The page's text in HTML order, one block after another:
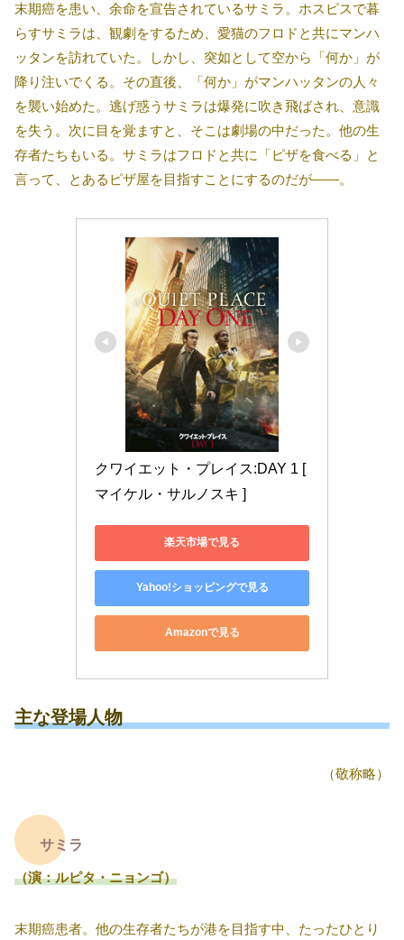
末期癌を患い、余命を宣告されているサミラ。ホスピスで暮
らすサミラは、観劇をするため、愛猫のフロドと共にマンハ
ッタンを訪れていた。しかし、突如として空から「何か」が
降り注いでくる。その直後、「何か」がマンハッタンの人々
を襲い始めた。逃げ惑うサミラは爆発に吹き飛ばされ、意識
を失う。次に目を覚ますと、そこは劇場の中だった。他の生
存者たちもいる。サミラはフロドと共に「ピザを食べる」と
言って、とあるピザ屋を目指すことにするのだが――。
クワイエット・プレイス:DAY 1 [
マイケル・サルノスキ ]
楽天市場で見る
Yahoo!ショッピングで見る
Amazonで見る
主な登場人物
（敬称略）
サミラ
（演：ルピタ・ニョンゴ）
末期癌患者。他の生存者たちが港を目指す中、たったひとり